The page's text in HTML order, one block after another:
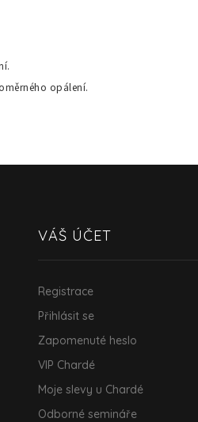
opálení.
VÁŠ ÚČET
Registrace
Přihlásit se
Zapomenuté heslo
VIP Chardé
Moje slevy u Chardé
Odborné semináře